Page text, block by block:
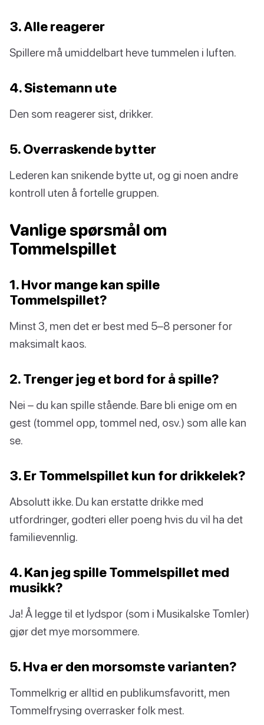
3. Alle reagerer
Spillere må umiddelbart heve tummelen i luften.
4. Sistemann ute
Den som reagerer sist, drikker.
5. Overraskende bytter
Lederen kan snikende bytte ut, og gi noen andre
kontroll uten å fortelle gruppen.
Vanlige spørsmål om
Tommelspillet
1. Hvor mange kan spille
Tommelspillet?
Minst 3, men det er best med 5–8 personer for
maksimalt kaos.
2. Trenger jeg et bord for å spille?
Nei – du kan spille stående. Bare bli enige om en
gest (tommel opp, tommel ned, osv.) som alle kan
se.
3. Er Tommelspillet kun for drikkelek?
Absolutt ikke. Du kan erstatte drikke med
utfordringer, godteri eller poeng hvis du vil ha det
familievennlig.
4. Kan jeg spille Tommelspillet med
musikk?
Ja! Å legge til et lydspor (som i Musikalske Tomler)
gjør det mye morsommere.
5. Hva er den morsomste varianten?
Tommelkrig er alltid en publikumsfavoritt, men
Tommelfrysing overrasker folk mest.